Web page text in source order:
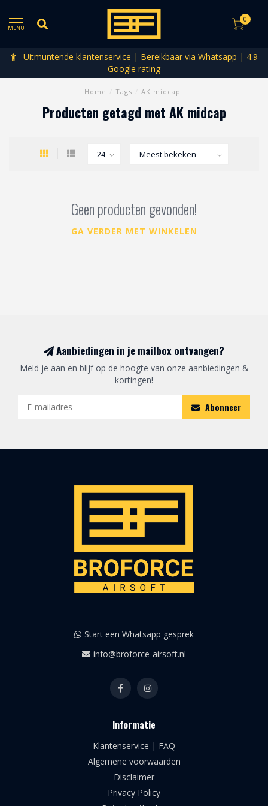
MENU
0
Uitmuntende klantenservice | Bereikbaar via Whatsapp | 4.9
Google rating
Home Tags AK midcap
Producten getagd met AK midcap
Geen producten gevonden!
GA VERDER MET WINKELEN
Aanbiedingen in je mailbox ontvangen?
Meld je aan en blijf op de hoogte van onze aanbiedingen &
kortingen!
Abonneer
Start een Whatsapp gesprek
info@broforce-airsoft.nl
Informatie
Klantenservice | FAQ
Algemene voorwaarden
Disclaimer
Privacy Policy